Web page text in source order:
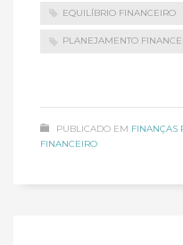
EQUILÍBRIO FINANCEIRO
PLANEJAMENTO
PUBLICADO EM FINANÇAS
FINANCEIRO